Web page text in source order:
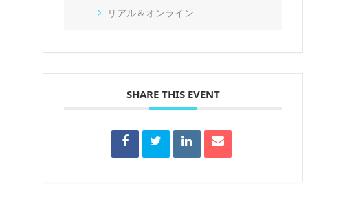
リアル＆オンライン
SHARE THIS EVENT